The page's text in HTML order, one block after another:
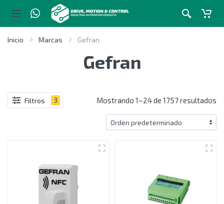
Inicio Marcas Gefran
Gefran
Filtros 3 Mostrando 1–24 de 1757 resultados